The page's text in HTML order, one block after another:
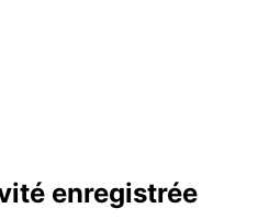
enregistrée